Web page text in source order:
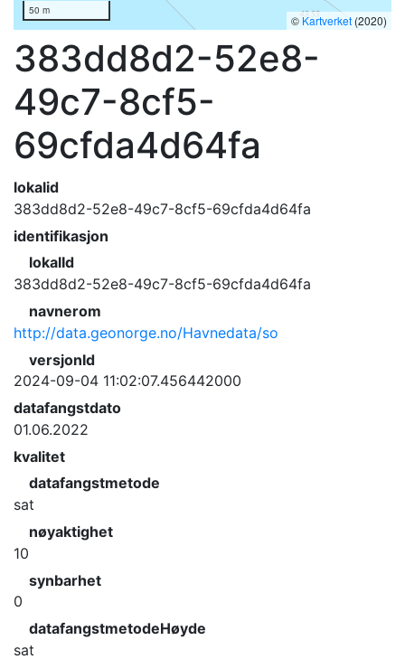
50 m
©Kartverket(2020)
383dd8d2-52e8-
49c7-8cf5-
69cfda4d64fa
lokalid
383dd8d2-52e8-49c7-8cf5-69cfda4d64fa
identifikasjon
lokalId
383dd8d2-52e8-49c7-8cf5-69cfda4d64fa
navnerom
http://data.geonorge.no/Havnedata/so
versjonId
2024-09-04 11:02:07.456442000
datafangstdato
01.06.2022
kvalitet
datafangstmetode
sat
nøyaktighet
10
synbarhet
0
datafangstmetodeHøyde
sat